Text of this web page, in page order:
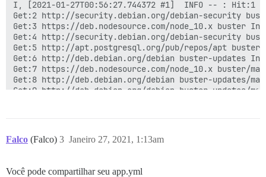
Falco (Falco) Janeiro 27, 2021, 1:13am
3
Você pode compartilhar seu app.yml